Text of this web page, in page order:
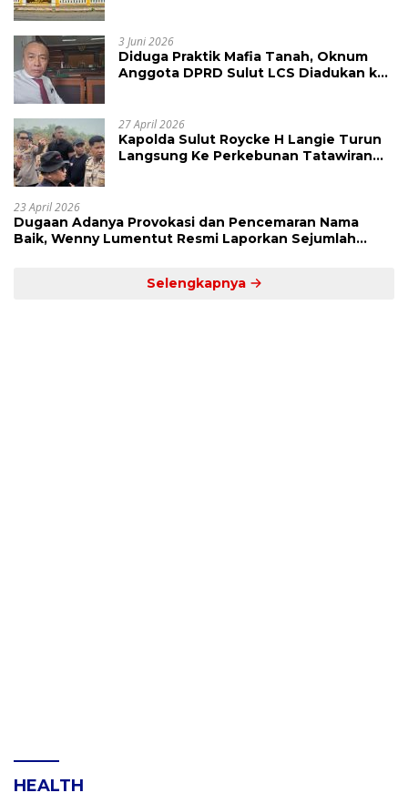
3 Juni 2026
Diduga Praktik Mafia Tanah, Oknum
Anggota DPRD Sulut LCS Diadukan ke
27 April 2026
Kapolda Sulut Roycke H Langie Turun
Langsung Ke Perkebunan Tatawiran
23 April 2026
Dugaan Adanya Provokasi dan Pencemaran Nama
Baik, Wenny Lumentut Resmi Laporkan Sejumlah
Selengkapnya
HEALTH